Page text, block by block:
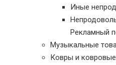
Иные
Рекламный
Музыкальные
Ковры и